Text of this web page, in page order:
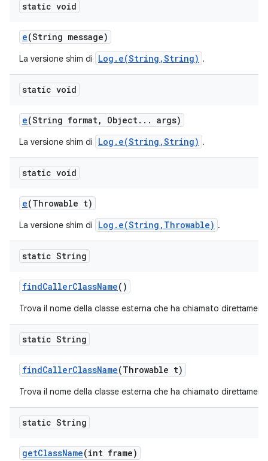
static void
e(String message)
La versione shim di Log.e(String,String) .
static void
e(String format, Object. . . args)
La versione shim di Log.e(String,String) .
static void
e(Throwable t)
La versione shim di Log.e(String,Throwable) .
static String
findCallerClassName()
Trova il nome della classe esterna che ha chiamato
static String
findCallerClassName(Throwable t)
Trova il nome della classe esterna che ha chiamato
static String
getClassName(int frame)